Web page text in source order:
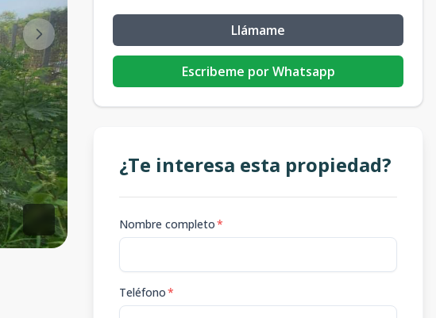
Llámame
Escribeme por Whatsapp
¿Te interesa esta propiedad?
Nombre completo*
Teléfono*